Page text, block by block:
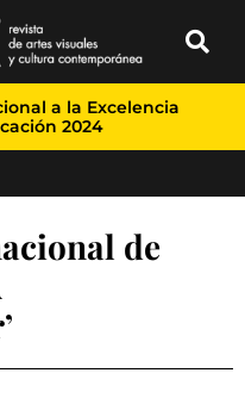
a la Excelencia
2024
de